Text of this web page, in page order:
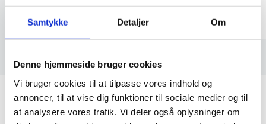
Samtykke Detaljer Om
Denne hjemmeside bruger cookies
Vi bruger cookies til at tilpasse vores indhold og
annoncer, til at vise dig funktioner til sociale medier og til
at analysere vores trafik. Vi deler også oplysninger om